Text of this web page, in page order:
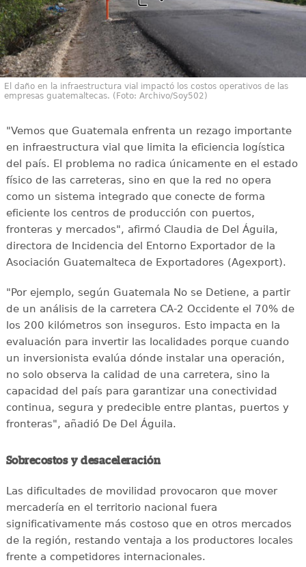
El daño en la infraestructura vial impactó los costos operativos de las
empresas guatemaltecas. (Foto: Archivo/Soy502)
"Vemos que Guatemala enfrenta un rezago importante
en infraestructura vial que limita la eficiencia logística
del país. El problema no radica únicamente en el estado
físico de las carreteras, sino en que la red no opera
como un sistema integrado que conecte de forma
eficiente los centros de producción con puertos,
fronteras y mercados", afirmó Claudia de Del Águila,
directora de Incidencia del Entorno Exportador de la
Asociación Guatemalteca de Exportadores (Agexport).
"Por ejemplo, según Guatemala No se Detiene, a partir
de un análisis de la carretera CA-2 Occidente el 70% de
los 200 kilómetros son inseguros. Esto impacta en la
evaluación para invertir las localidades porque cuando
un inversionista evalúa dónde instalar una operación,
no solo observa la calidad de una carretera, sino la
capacidad del país para garantizar una conectividad
continua, segura y predecible entre plantas, puertos y
fronteras", añadió De Del Águila.
Sobrecostos y desaceleración
Las dificultades de movilidad provocaron que mover
mercadería en el territorio nacional fuera
significativamente más costoso que en otros mercados
de la región, restando ventaja a los productores locales
frente a competidores internacionales.